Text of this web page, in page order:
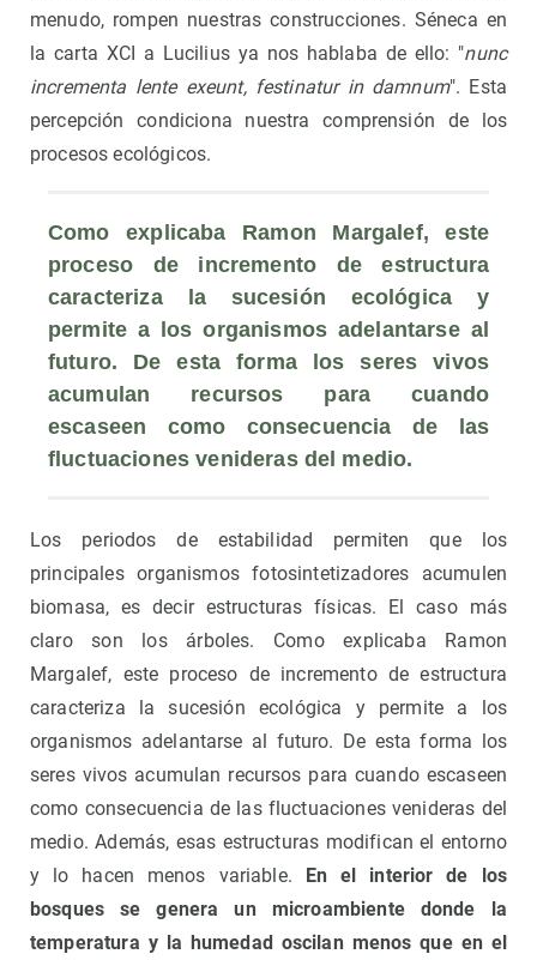
menudo, rompen nuestras construcciones. Séneca en
la carta XCI a Lucilius ya nos hablaba de ello: "nunc
incrementa lente exeunt, festinatur in damnum". Esta
percepción condiciona nuestra comprensión de los
procesos ecológicos.
Como explicaba Ramon Margalef, este
proceso de incremento de estructura
caracteriza la sucesión ecológica y
permite a los organismos adelantarse al
futuro. De esta forma los seres vivos
acumulan recursos para cuando
escaseen como consecuencia de las
fluctuaciones venideras del medio.
Los periodos de estabilidad permiten que los
principales organismos fotosintetizadores acumulen
biomasa, es decir estructuras físicas. El caso más
claro son los árboles. Como explicaba Ramon
Margalef, este proceso de incremento de estructura
caracteriza la sucesión ecológica y permite a los
organismos adelantarse al futuro. De esta forma los
seres vivos acumulan recursos para cuando escaseen
como consecuencia de las fluctuaciones venideras del
medio. Además, esas estructuras modifican el entorno
y lo hacen menos variable.
En el interior de los
bosques se genera un microambiente donde la
temperatura y la humedad oscilan menos que en el